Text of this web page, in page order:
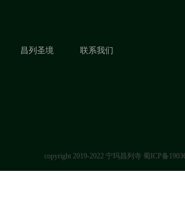
昌列圣境 联系我们
copyright 2019-2022 宁玛昌列寺 蜀ICP备